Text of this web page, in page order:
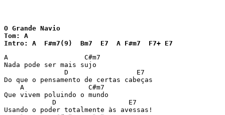
O Grande Navio
Tom: A
Intro: A  F#m7(9)  Bm7  E7  A F#m7  F7+ E7
A                   C#m7
Nada pode ser mais sujo
               D                 E7
Do que o pensamento de certas cabeças
    A                C#m7
Que vivem poluindo o mundo
            D                  E7
Usando o poder totalmente às avessas!